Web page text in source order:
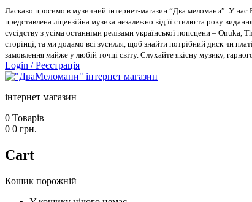
Ласкаво просимо в музичний інтернет-магазин “Два меломани”. У нас
представлена ліцензійна музика незалежно від її стилю та року
сусідству з усіма останніми релізами української попсцени –
сторінці, та ми додамо всі зусилля, щоб знайти потрібний диск чи
замовлення майже у любій точці світу. Слухайте якісну музику,
Login /Реєстрація
інтернет магазин
0 Товарів
0 0 грн.
Cart
Кошик порожній